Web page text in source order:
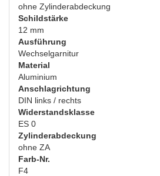
ohne Zylinderabdeckung
Schildstärke
12 mm
Ausführung
Wechselgarnitur
Material
Aluminium
Anschlagrichtung
DIN links / rechts
Widerstandsklasse
ES 0
Zylinderabdeckung
ohne ZA
Farb-Nr.
F4